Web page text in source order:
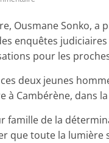
Ousmane Sonko,
enquêtes
pour les
deux jeunes
à Cambérène, dans
famille de la
que toute la